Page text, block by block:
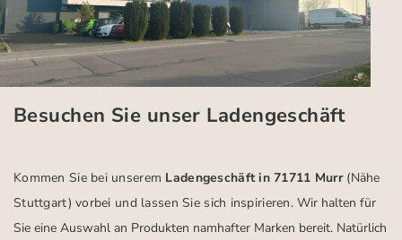
Besuchen Sie unser Ladengeschäft
Kommen Sie bei unserem Ladengeschäft in 71711 Murr (Nähe
Stuttgart) vorbei und lassen Sie sich inspirieren.Wir halten für
Sie eine Auswahl an Produkten namhafter Marken bereit. Natürlich